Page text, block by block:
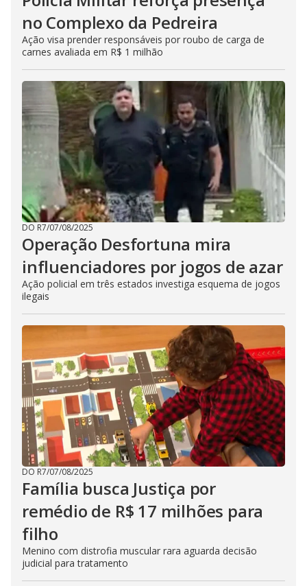
no Complexo da Pedreira
Ação visa prender responsáveis por roubo de carga de
carnes avaliada em R$ 1 milhão
DO R7/07/08/2025
Operação Desfortuna mira
influenciadores por jogos de azar
Ação policial em três estados investiga esquema de jogos
ilegais
DO R7/07/08/2025
Família busca Justiça por
remédio de R$ 17 milhões para
filho
Menino com distrofia muscular rara aguarda decisão
judicial para tratamento